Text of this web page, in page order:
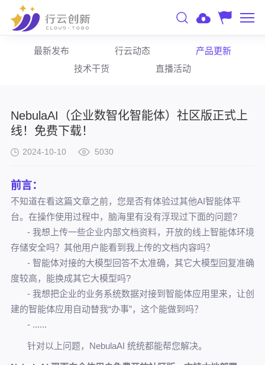
最新发布 行云动态
产品更新
技术干货
直播活动
NebulaAI（企业数智化智能体）社区版正式上
线！免费下载！
2024-10-10 5030
前言：
不知道在看这篇文章之前， 您是否有体验过其他AI智能体平
台。 在操作使用过程中，脑海里有没有浮现过下面的问题?
- 我想上传一些企业内部文档资料，开放的线上智能体环境
存储安全吗？其他用户能看到我上传的文档内容吗？
- 智能体对接的大模型回答不太准确，其它大模型回复准确
度较高，能换成其它大模型吗?
- 我想把企业的业务系统数据对接到智能体应用里来，让创
建的智能体应用自动替我“办事”，这个能做到吗？
- ......
针对以上问题， NebulaAI 统统都能帮您解决。